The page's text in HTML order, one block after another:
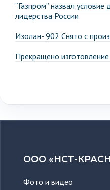
“Газпром” назвал условие
лидерства России
Изолан- 902 Снято с
Прекращено
ООО «НСТ-
Фото и видео